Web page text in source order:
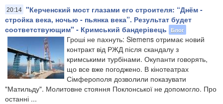
20:14 "Керченский мост глазами его строителя: “Днём -
стройка века, ночью - пьянка века”. Результат будет
соответствующим" - Кримський бандерівець
Блог
Гроші не пахнуть: Siemens отримає новий
контракт від РЖД після скандалу з
кримськими турбінами. Окупанти говорять,
що все вже погоджено. В кінотеатрах
Сімферополя дозволили показувати
"Матильду". Молитовне стояння Поклонської не допомогло. Про
останні ...